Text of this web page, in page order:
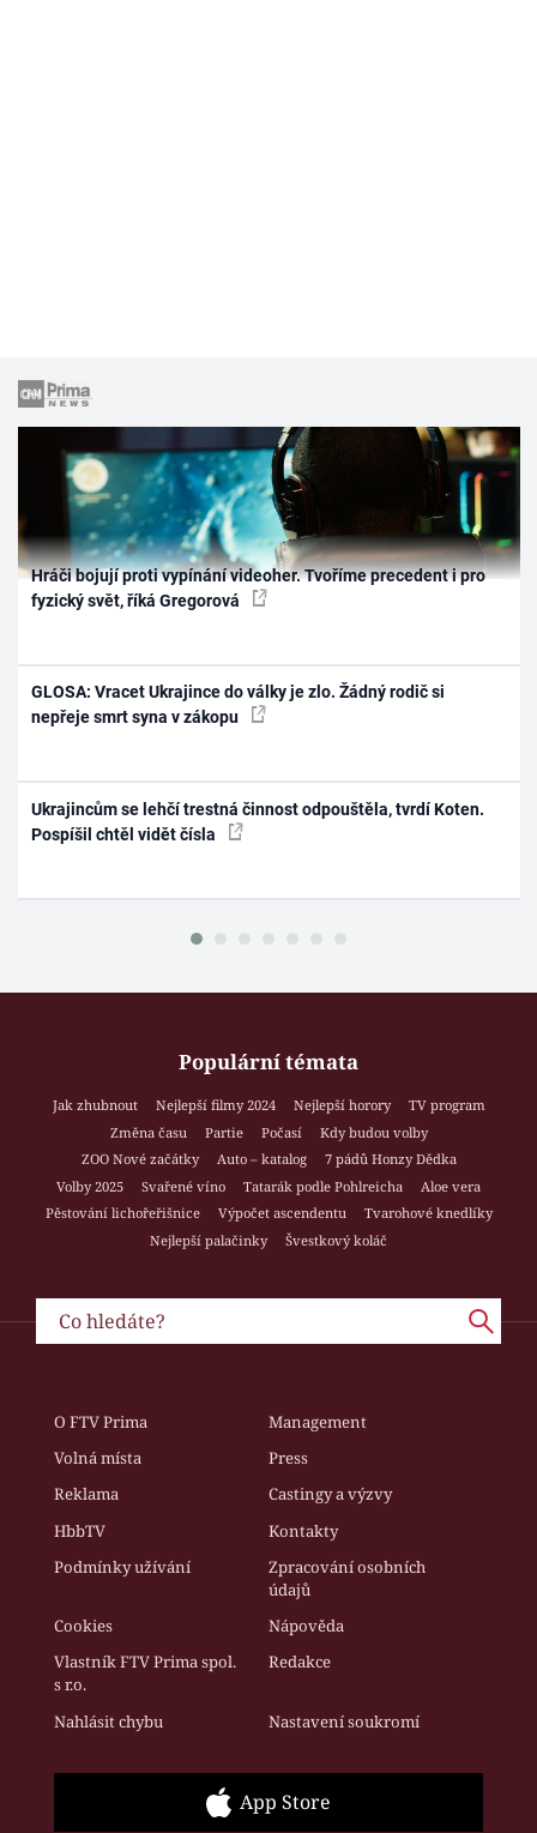
Hráči bojují proti vypínání videoher. Tvoříme precedent i pro
fyzický svět, říká Gregorová
GLOSA: Vracet Ukrajince do války je zlo. Žádný rodič si
nepřeje smrt syna v zákopu
Ukrajincům se lehčí trestná činnost odpouštěla, tvrdí Koten.
Pospíšil chtěl vidět čísla
Populární témata
Jak zhubnout Nejlepší filmy 2024 Nejlepší horory
TV program
Změna času
Partie Počasí
Kdy budou volby
ZOO Nové začátky
Auto – katalog
7 pádů Honzy Dědka
Volby 2025
Svařené víno Tatarák podle Pohlreicha
Aloe vera
Pěstování lichořeřišnice
Výpočet ascendentu
Tvarohové knedlíky
Nejlepší palačinky
Švestkový koláč
O FTV Prima
Management
Volná místa
Press
Reklama
Castingy a výzvy
HbbTV
Kontakty
Podmínky užívání
Zpracování osobních
údajů
Cookies
Nápověda
Vlastník FTV Prima spol.
s r.o.
Redakce
Nahlásit chybu Nastavení soukromí
App Store